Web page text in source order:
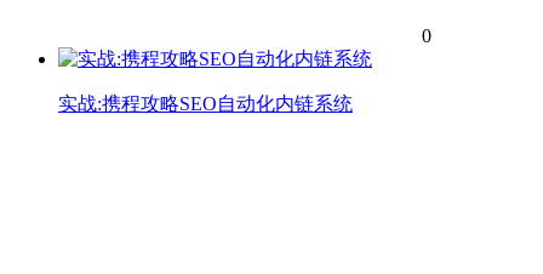
0
实战:携程攻略SEO自动化内链系统